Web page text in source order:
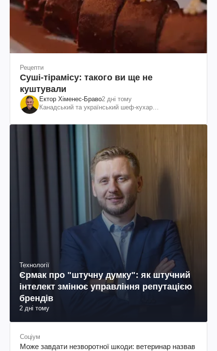
Рецепти
Суші-тірамісу: такого ви ще не
куштували
Ектор Хіменес-Браво2 дні тому
Канадський та український шеф-кухар
Технології
Єрмак про "штучну думку": як штучний
інтелект змінює управління репутацією
брендів
2 дні тому
Соціум
Може завдати незворотної шкоди: ветеринар назвав